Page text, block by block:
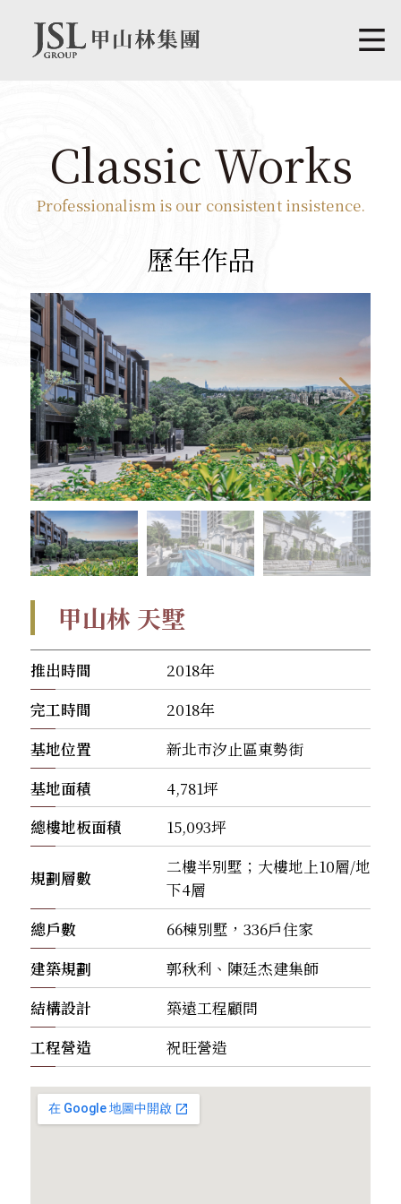
Professionalism is our consistent insistence.
Classic Works
歷年作品
甲山林 天墅
推出時間
2018年
完工時間
2018年
基地位置
新北市汐止區東勢街
基地面積
4,781坪
總樓地板面積
15,093坪
規劃層數
二樓半別墅；大樓地上10層/地
下4層
總戶數
66棟別墅，336戶住家
建築規劃
郭秋利、陳廷杰建集師
結構設計
築遠工程顧問
工程營造
祝旺營造